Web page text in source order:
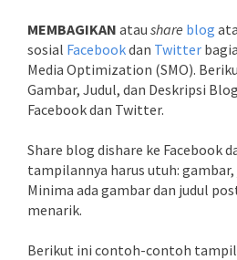
MEMBAGIKAN atau share blog
sosial Facebookdan Twitter
Media Optimization (SMO).
Gambar, Judul, dan Deskripsi
Facebook dan Twitter.
Share blog dishare ke Facebook
tampilannya harus utuh: gambar,
Minima ada gambar dan judul
menarik.
Berikut ini contoh-contoh